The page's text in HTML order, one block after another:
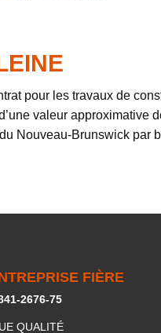
pour les travaux de
valeur approximative
Nouveau-Brunswick par
FIÈRE
2676-75
QUALITÉ